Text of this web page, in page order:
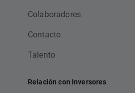
Colaboradores
Contacto
Talento
Relación con Inversores